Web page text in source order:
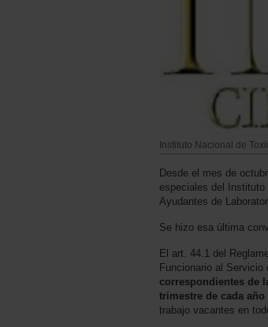
Instituto Nacional de
Desde el mes de
especiales del
Ayudantes de
Se hizo esa última
El art. 44.1 del
Funcionario al
correspondientes de
trimestre de cada
trabajo vacantes en